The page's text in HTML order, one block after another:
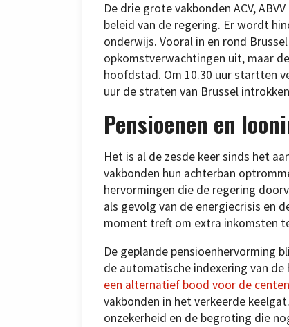
De drie grote vakbonden ACV,
beleid van de regering. Er wordt
onderwijs. Vooral in en rond
opkomstverwachtingen uit, maar
hoofdstad. Om 10.30 uur startten
uur de straten van Brussel
Pensioenen en
Het is al de zesde keer sinds het
vakbonden hun achterban
hervormingen die de regering
als gevolg van de energiecrisis en
moment treft om extra inkomsten
De geplande pensioenhervorming
de automatische indexering van de
een alternatief bood voor de
vakbonden in het verkeerde
onzekerheid en de begroting die